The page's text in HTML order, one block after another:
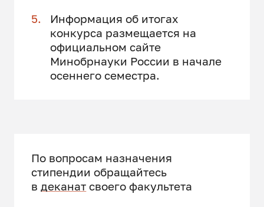
Информация об итогах
конкурса размещается на
официальном сайте
Минобрнауки России в начале
осеннего семестра.
По вопросам назначения
стипендии обращайтесь
вдеканат своего факультета